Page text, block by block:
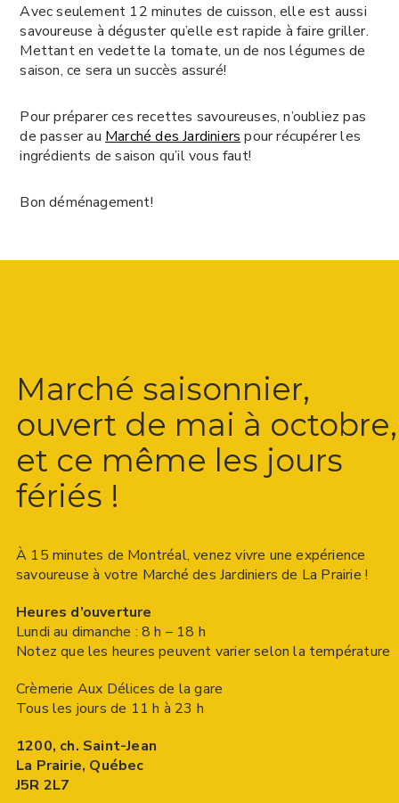
Avec seulement 12 minutes de cuisson, elle est aussi
savoureuse à déguster qu’elle est rapide à faire griller.
Mettant en vedette la tomate, un de nos légumes de
saison, ce sera un succès assuré!
Pour préparer ces recettes savoureuses, n’oubliez pas
de passer au Marché des Jardiniers pour récupérer les
ingrédients de saison qu’il vous faut!
Bon déménagement!
Marché saisonnier,
ouvert de mai à octobre,
et ce même les jours
fériés !
À 15 minutes de Montréal, venez vivre une expérience
savoureuse à votre Marché des Jardiniers de La Prairie !
Heures d’ouverture
Lundi au dimanche : 8 h – 18 h
Notez que les heures peuvent varier selon la température
Crèmerie Aux Délices de la gare
Tous les jours de 11 h à 23 h
1200, ch. Saint-Jean
La Prairie, Québec
J5R 2L7